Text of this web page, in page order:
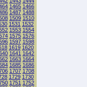
1465 1466
1487 1488
1509 1510
1531 1532
1553 1554
1575 1576
1597 1598
1619 1620
1641 1642
1663 1664
1685 1686
1707 1708
1729 1730
1751 1752